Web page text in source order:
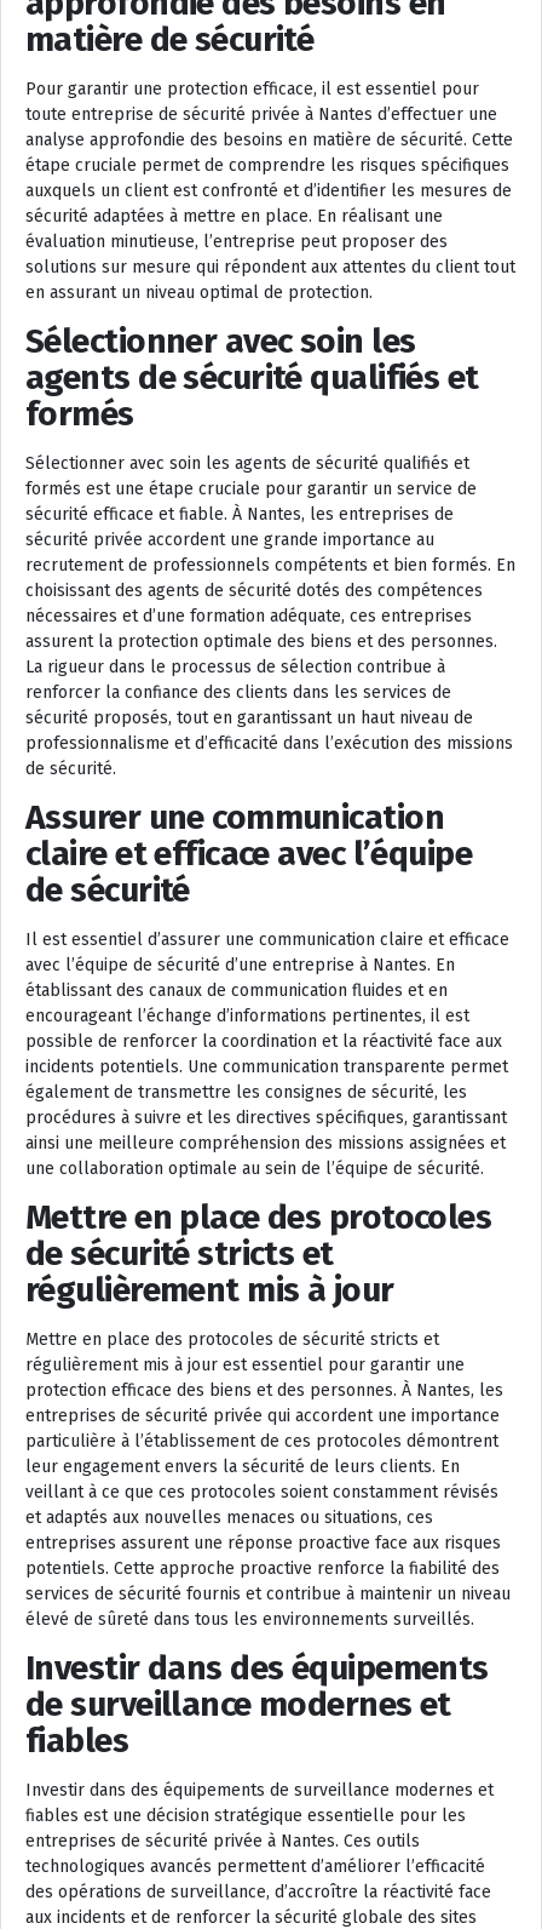
matière de sécurité
Pour garantir une protection efficace, il est essentiel pour
toute entreprise de sécurité privée à Nantes d’effectuer une
analyse approfondie des besoins en matière de sécurité. Cette
étape cruciale permet de comprendre les risques spécifiques
auxquels un client est confronté et d’identifier les mesures de
sécurité adaptées à mettre en place. En réalisant une
évaluation minutieuse, l’entreprise peut proposer des
solutions sur mesure qui répondent aux attentes du client tout
en assurant un niveau optimal de protection.
Sélectionner avec soin les
agents de sécurité qualifiés et
formés
Sélectionner avec soin les agents de sécurité qualifiés et
formés est une étape cruciale pour garantir un service de
sécurité efficace et fiable. À Nantes, les entreprises de
sécurité privée accordent une grande importance au
recrutement de professionnels compétents et bien formés. En
choisissant des agents de sécurité dotés des compétences
nécessaires et d’une formation adéquate, ces entreprises
assurent la protection optimale des biens et des personnes.
La rigueur dans le processus de sélection contribue à
renforcer la confiance des clients dans les services de
sécurité proposés, tout en garantissant un haut niveau de
professionnalisme et d’efficacité dans l’exécution des missions
de sécurité.
Assurer une communication
claire et efficace avec l’équipe
de sécurité
Il est essentiel d’assurer une communication claire et efficace
avec l’équipe de sécurité d’une entreprise à Nantes. En
établissant des canaux de communication fluides et en
encourageant l’échange d’informations pertinentes, il est
possible de renforcer la coordination et la réactivité face aux
incidents potentiels. Une communication transparente permet
également de transmettre les consignes de sécurité, les
procédures à suivre et les directives spécifiques, garantissant
ainsi une meilleure compréhension des missions assignées et
une collaboration optimale au sein de l’équipe de sécurité.
Mettre en place des protocoles
de sécurité stricts et
régulièrement mis à jour
Mettre en place des protocoles de sécurité stricts et
régulièrement mis à jour est essentiel pour garantir une
protection efficace des biens et des personnes. À Nantes, les
entreprises de sécurité privée qui accordent une importance
particulière à l’établissement de ces protocoles démontrent
leur engagement envers la sécurité de leurs clients. En
veillant à ce que ces protocoles soient constamment révisés
et adaptés aux nouvelles menaces ou situations, ces
entreprises assurent une réponse proactive face aux risques
potentiels. Cette approche proactive renforce la fiabilité des
services de sécurité fournis et contribue à maintenir un niveau
élevé de sûreté dans tous les environnements surveillés.
Investir dans des équipements
de surveillance modernes et
fiables
Investir dans des équipements de surveillance modernes et
fiables est une décision stratégique essentielle pour les
entreprises de sécurité privée à Nantes. Ces outils
technologiques avancés permettent d’améliorer l’efficacité
des opérations de surveillance, d’accroître la réactivité face
aux incidents et de renforcer la sécurité globale des sites